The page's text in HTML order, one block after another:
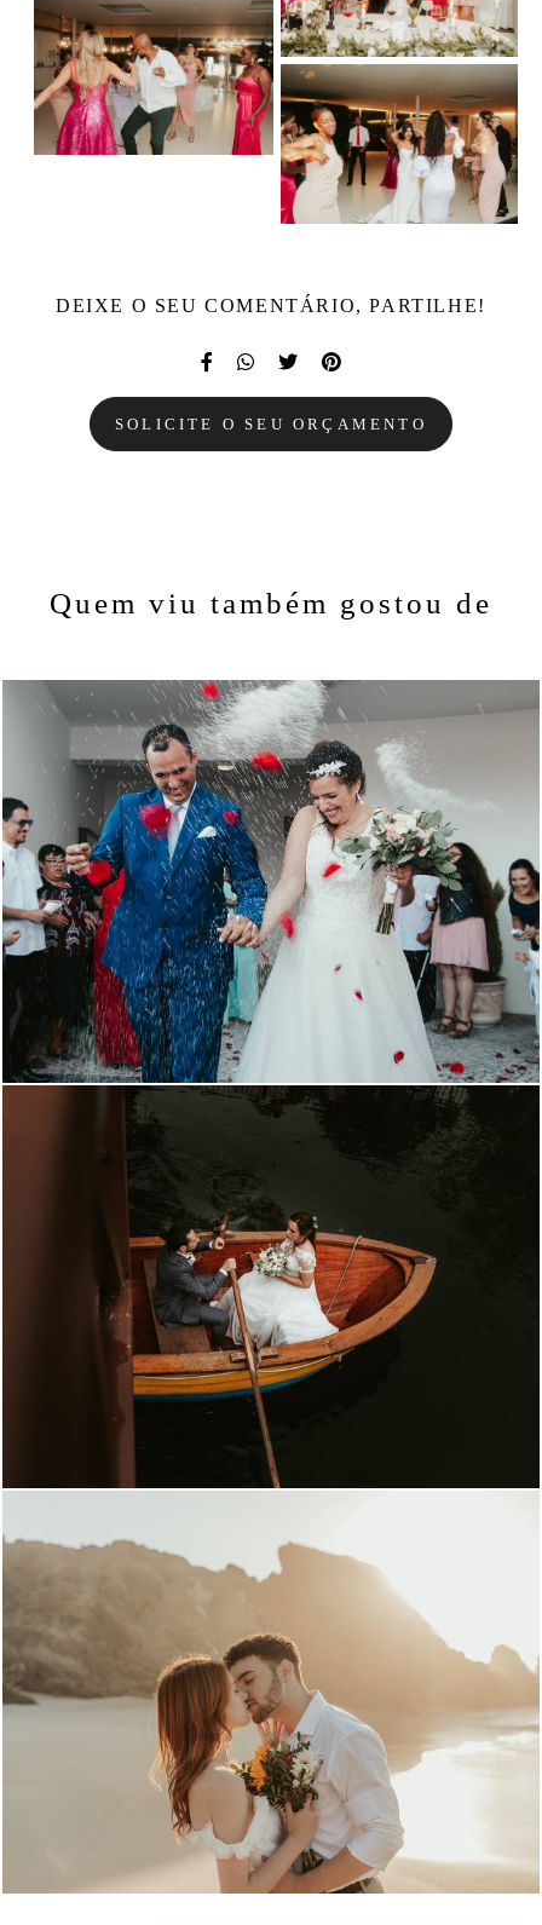
DEIXE O SEU COMENTÁRIO, PARTILHE!
SOLICITE O SEU ORÇAMENTO
Quem viu também gostou de
1787
2889 0
1319